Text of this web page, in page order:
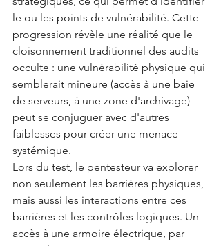
le ou les points de vulnérabilité. Cette
progression révèle une réalité que le
cloisonnement traditionnel des audits
occulte : une vulnérabilité physique qui
semblerait mineure (accès à une baie
de serveurs, à une zone d'archivage)
peut se conjuguer avec d'autres
faiblesses pour créer une menace
systémique.
Lors du test, le pentesteur va explorer
non seulement les barrières physiques,
mais aussi les interactions entre ces
barrières et les contrôles logiques. Un
accès à une armoire électrique, par